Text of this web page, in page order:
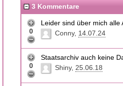
3 Kommentare
0
Leider sind über mich alle
Conny 14.07.24
0
Staatsarchiv auch keine
Shiny 25.06.18